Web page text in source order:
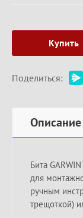
Купить
Поделиться:
Описание
Бита
для
ручным
трещоткой)